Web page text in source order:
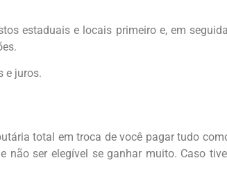
estaduais e locais primeiro e, em
e juros.
total em troca de você pagar tudo
não ser elegível se ganhar muito. Caso